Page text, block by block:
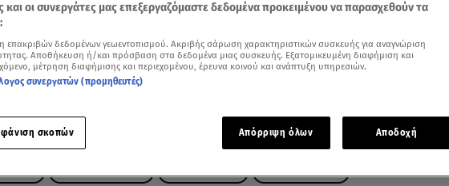
και οι συνεργάτες μας επεξεργαζόμαστε δεδομένα προκειμένου να παρασχεθούν τα
επακριβών δεδομένων γεωεντοπισμού. Ακριβής σάρωση χαρακτηριστικών συσκευής για αναγνώριση
Αποθήκευση ή/και πρόσβαση στα δεδομένα μιας συσκευής. Εξατομικευμένη διαφήμιση και
μέτρηση διαφήμισης και περιεχομένου, έρευνα κοινού και ανάπτυξη υπηρεσιών.
συνεργατών (προμηθευτές)
σκοπών Απόρριψη όλων Αποδοχή